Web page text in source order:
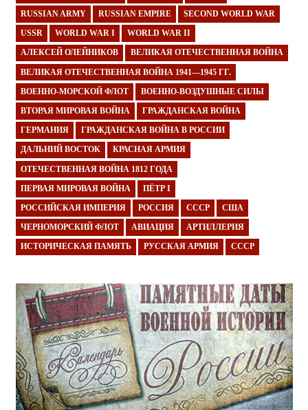
RUSSIAN ARMY RUSSIAN EMPIRE SECOND WORLD WAR
USSR WORLD WAR I WORLD WAR II
АЛЕКСЕЙ ОЛЕЙНИКОВ ВЕЛИКАЯ ОТЕЧЕСТВЕННАЯ ВОЙНА
ВЕЛИКАЯ ОТЕЧЕСТВЕННАЯ ВОЙНА 1941—1945 ГГ.
ВОЕННО-МОРСКОЙ ФЛОТ ВОЕННО-ВОЗДУШНЫЕ СИЛЫ
ВТОРАЯ МИРОВАЯ ВОЙНА ГРАЖДАНСКАЯ ВОЙНА
ГЕРМАНИЯ ГРАЖДАНСКАЯ ВОЙНА В РОССИИ
ДАЛЬНИЙ ВОСТОК КРАСНАЯ АРМИЯ
ОТЕЧЕСТВЕННАЯ ВОЙНА 1812 ГОДА
ПЕРВАЯ МИРОВАЯ ВОЙНА ПЁТР I
РОССИЙСКАЯ ИМПЕРИЯ РОССИЯ СССР США
ЧЕРНОМОРСКИЙ ФЛОТ АВИАЦИЯ АРТИЛЛЕРИЯ
ИСТОРИЧЕСКАЯ ПАМЯТЬ РУССКАЯ АРМИЯ СССР